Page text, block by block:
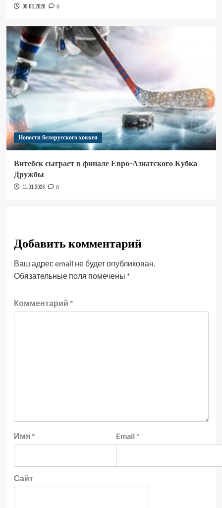
09.05.2026 0
Новости белорусского хоккея
Витебск сыграет в финале Евро-Азиатского Кубка
Дружбы
11.01.2026 0
Добавить комментарий
Ваш адрес email не будет опубликован.
Обязательные поля помечены *
Комментарий *
Имя * Email *
Сайт